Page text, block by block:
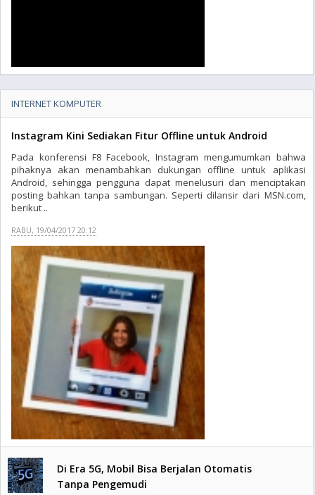
INTERNET KOMPUTER
Instagram Kini Sediakan Fitur Offline untuk Android
Pada konferensi F8 Facebook, Instagram mengumumkan bahwa
pihaknya akan menambahkan dukungan offline untuk aplikasi
Android, sehingga pengguna dapat menelusuri dan menciptakan
posting bahkan tanpa sambungan. Seperti dilansir dari MSN.com,
berikut ..
RABU, 19/04/2017 20:12
Di Era 5G, Mobil Bisa Berjalan Otomatis
Tanpa Pengemudi